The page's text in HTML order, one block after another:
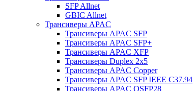
SFP Allnet
GBIC Allnet
Трансиверы APAC
Трансиверы APAC SFP
Трансиверы APAC SFP+
Трансиверы APAC XFP
Трансиверы Duplex 2x5
Трансиверы APAC Copper
Трансиверы APAC SFP IEEE C37.94
Трансиверы APAC QSFP28